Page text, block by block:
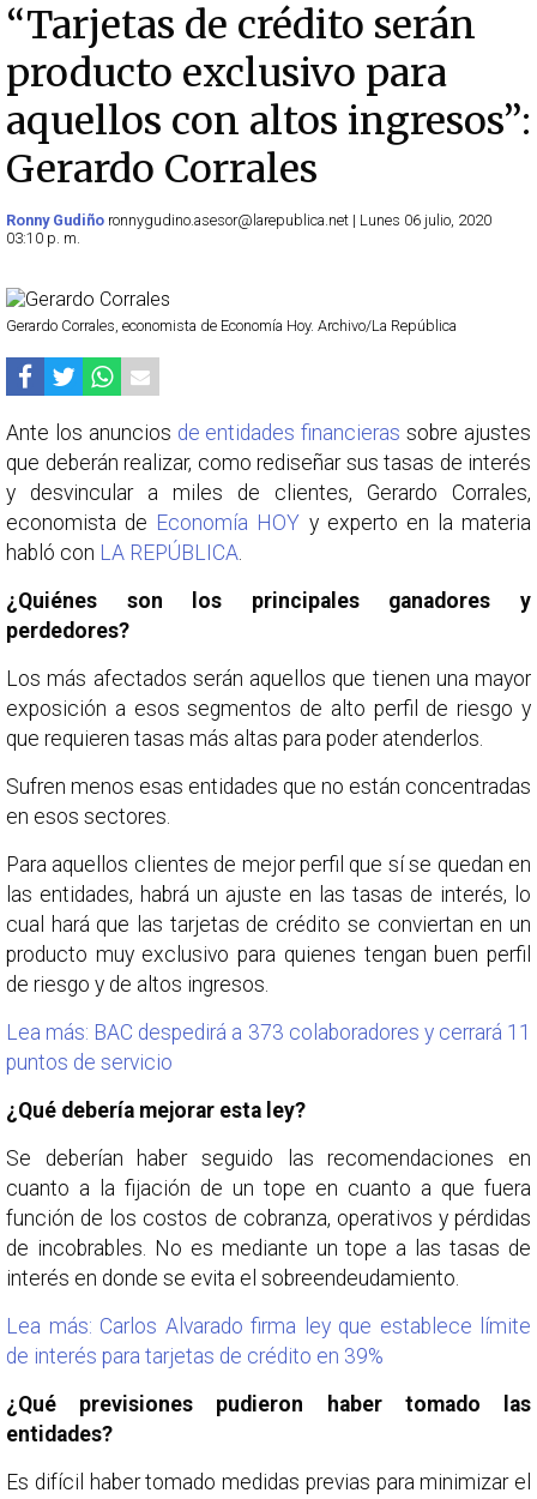
“Tarjetas de crédito serán
producto exclusivo para
aquellos con altos ingresos”:
Gerardo Corrales
Ronny Gudiño ronnygudino.asesor@larepublica.net | Lunes 06 julio, 2020
03:10 p. m.
Gerardo Corrales, economista de Economía Hoy. Archivo/La República
Ante los anuncios de entidades financieras sobre ajustes
que deberán realizar, como rediseñar sus tasas de interés
y desvincular a miles de clientes, Gerardo Corrales,
economista de Economía HOY y experto en la materia
habló con LA REPÚBLICA.
¿Quiénes son los principales ganadores y
perdedores?
Los más afectados serán aquellos que tienen una mayor
exposición a esos segmentos de alto perfil de riesgo y
que requieren tasas más altas para poder atenderlos.
Sufren menos esas entidades que no están concentradas
en esos sectores.
Para aquellos clientes de mejor perfil que sí se quedan en
las entidades, habrá un ajuste en las tasas de interés, lo
cual hará que las tarjetas de crédito se conviertan en un
producto muy exclusivo para quienes tengan buen perfil
de riesgo y de altos ingresos.
Lea más: BAC despedirá a 373 colaboradores y cerrará 11
puntos de servicio
¿Qué debería mejorar esta ley?
Se deberían haber seguido las recomendaciones en
cuanto a la fijación de un tope en cuanto a que fuera
función de los costos de cobranza, operativos y pérdidas
de incobrables. No es mediante un tope a las tasas de
interés en donde se evita el sobreendeudamiento.
Lea más: Carlos Alvarado firma ley que establece límite
de interés para tarjetas de crédito en 39%
¿Qué previsiones pudieron haber tomado las
entidades?
Es difícil haber tomado medidas previas para minimizar el